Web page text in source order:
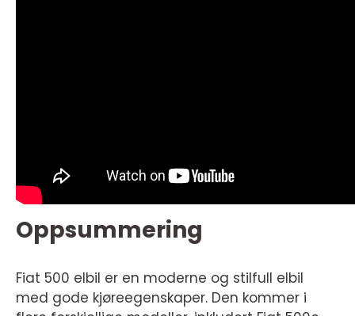
Oppsummering
Fiat 500 elbil er en moderne og stilfull elbil
med gode kjøreegenskaper. Den kommer i